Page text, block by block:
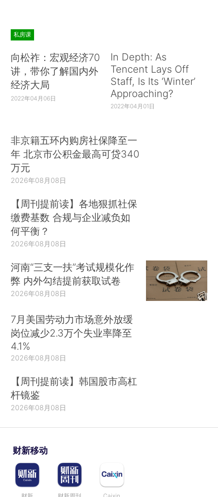
私房课
向松祚：宏观经济70
讲，带你了解国内外
经济大局
2022年04月06日
In Depth: As
Tencent Lays Off
Staff, Is Its ‘Winter’
Approaching?
2022年04月01日
非京籍五环内购房社保降至一
年 北京市公积金最高可贷340
万元
2026年08月08日
【周刊提前读】各地狠抓社保
缴费基数 合规与企业减负如
何平衡？
2026年08月08日
河南“三支一扶”考试规模化作
弊 内外勾结提前获取试卷
2026年08月08日
7月美国劳动力市场意外放缓
岗位减少2.3万个失业率降至
4.1%
2026年08月08日
【周刊提前读】韩国股市高杠
杆镜鉴
2026年08月08日
财新移动